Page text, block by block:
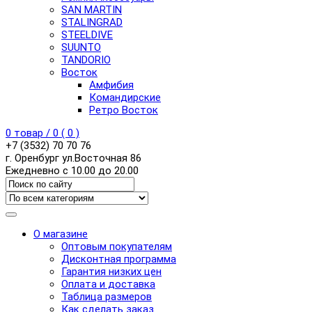
SAN MARTIN
STALINGRAD
STEELDIVE
SUUNTO
TANDORIO
Восток
Амфибия
Командирские
Ретро Восток
0 товар / 0 ( 0 )
+7 (3532) 70 70 76
г. Оренбург ул.Восточная 86
Ежедневно с 10.00 до 20.00
О магазине
Оптовым покупателям
Дисконтная программа
Гарантия низких цен
Оплата и доставка
Таблица размеров
Как сделать заказ